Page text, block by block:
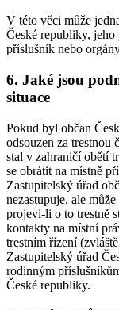
V této věci může
České republiky, jeho
příslušník nebo
6. Jaké jsou
situace
Pokud byl občan
odsouzen za trestnou
stal v zahraničí obětí
se obrátit na místně
Zastupitelský úřad
nezastupuje, ale
projeví-li o to trestně
kontakty na místní
trestním řízení
Zastupitelský úřad
rodinným
České republiky.